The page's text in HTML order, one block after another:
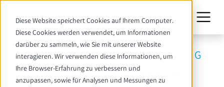
Diese Website speichert Cookies auf Ihrem Computer.
Diese Cookies werden verwendet, um Informationen
darüber zu sammeln, wie Sie mit unserer Website
interagieren. Wir verwenden diese Informationen, um
Ihre Browser-Erfahrung zu verbessern und
anzupassen, sowie für Analysen und Messungen zu
WERTE & VERANTWORTUNG
Menschen­rechts­politik